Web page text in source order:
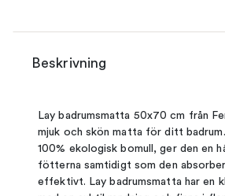
Beskrivning
Lay badrumsmatta 50x70 cm från
mjuk och skön matta för ditt
100% ekologisk bomull, ger den en
fötterna samtidigt som den
effektivt. Lay badrumsmatta har en